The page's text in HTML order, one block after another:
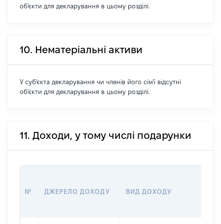
об'єкти для декларування в цьому розділі.
10. Нематеріальні активи
У суб'єкта декларування чи членів його сім'ї відсутні
об'єкти для декларування в цьому розділі.
11. Доходи, у тому числі подарунки
№ ДЖЕРЕЛО ДОХОДУ ВИД ДОХОДУ